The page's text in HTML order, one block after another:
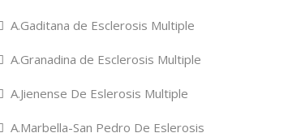
A.Gaditana de Esclerosis Multiple
A.Granadina de Esclerosis Multiple
A.Jienense De Eslerosis Multiple
A.Marbella-San Pedro De Eslerosis